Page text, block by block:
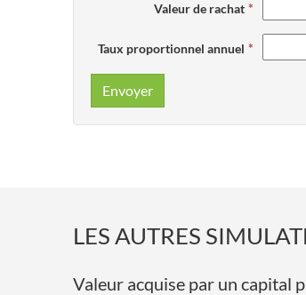
Valeur de rachat
Taux proportionnel annuel
Envoyer
LES AUTRES
Valeur acquise par un capital